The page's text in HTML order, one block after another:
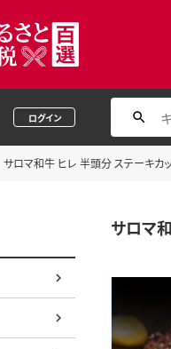
ログイン
サロマ和牛 ヒレ 半頭分 ステーキ
サロマ